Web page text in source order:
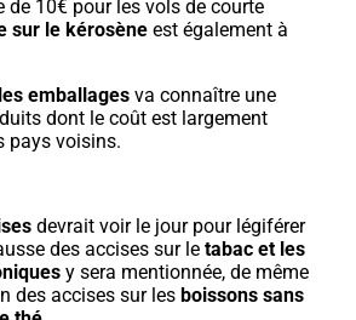
de 10€ pour les vols de courte
sur le kérosène est également à
emballages va connaître une
dont le coût est largement
pays voisins.
devrait voir le jour pour légiférer
des accises sur le tabac et les
y sera mentionnée, de même
des accises sur les boissons sans